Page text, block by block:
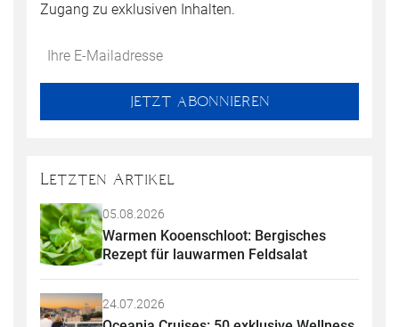
Zugang zu exklusiven Inhalten.
Do
*Ihre
JETZT ABONNIEREN
Letzten Artikel
05.08.2026
Warmen Kooenschloot: Bergisches
Rezept für lauwarmen Feldsalat
24.07.2026